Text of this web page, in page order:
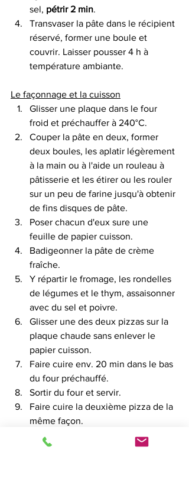
sel, pétrir 2 min.
Transvaser la pâte dans le récipient
réservé, former une boule et
couvrir. Laisser pousser 4 h à
température ambiante.
Le façonnage et la cuisson
Glisser une plaque dans le four
froid et préchauffer à 240°C.
Couper la pâte en deux, former
deux boules, les aplatir légèrement
à la main ou à l'aide un rouleau à
pâtisserie et les étirer ou les rouler
sur un peu de farine jusqu'à obtenir
de fins disques de pâte.
Poser chacun d'eux sure une
feuille de papier cuisson.
Badigeonner la pâte de crème
fraîche.
Y répartir le fromage, les rondelles
de légumes et le thym, assaisonner
avec du sel et poivre.
Glisser une des deux pizzas sur la
plaque chaude sans enlever le
papier cuisson.
Faire cuire env. 20 min dans le bas
du four préchauffé.
Sortir du four et servir.
Faire cuire la deuxième pizza de la
même façon.
PLATS - VEGETARIENS